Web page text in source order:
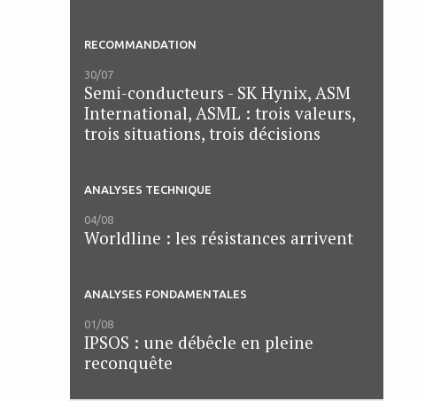
RECOMMANDATION
30/07
Semi-conducteurs - SK Hynix, ASM
International, ASML : trois valeurs,
trois situations, trois décisions
ANALYSES TECHNIQUE
04/08
Worldline : les résistances arrivent
ANALYSES FONDAMENTALES
01/08
IPSOS : une débêcle en pleine
reconquête